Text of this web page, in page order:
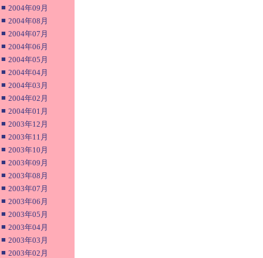
■ 2004年09月
■ 2004年08月
■ 2004年07月
■ 2004年06月
■ 2004年05月
■ 2004年04月
■ 2004年03月
■ 2004年02月
■ 2004年01月
■ 2003年12月
■ 2003年11月
■ 2003年10月
■ 2003年09月
■ 2003年08月
■ 2003年07月
■ 2003年06月
■ 2003年05月
■ 2003年04月
■ 2003年03月
■ 2003年02月